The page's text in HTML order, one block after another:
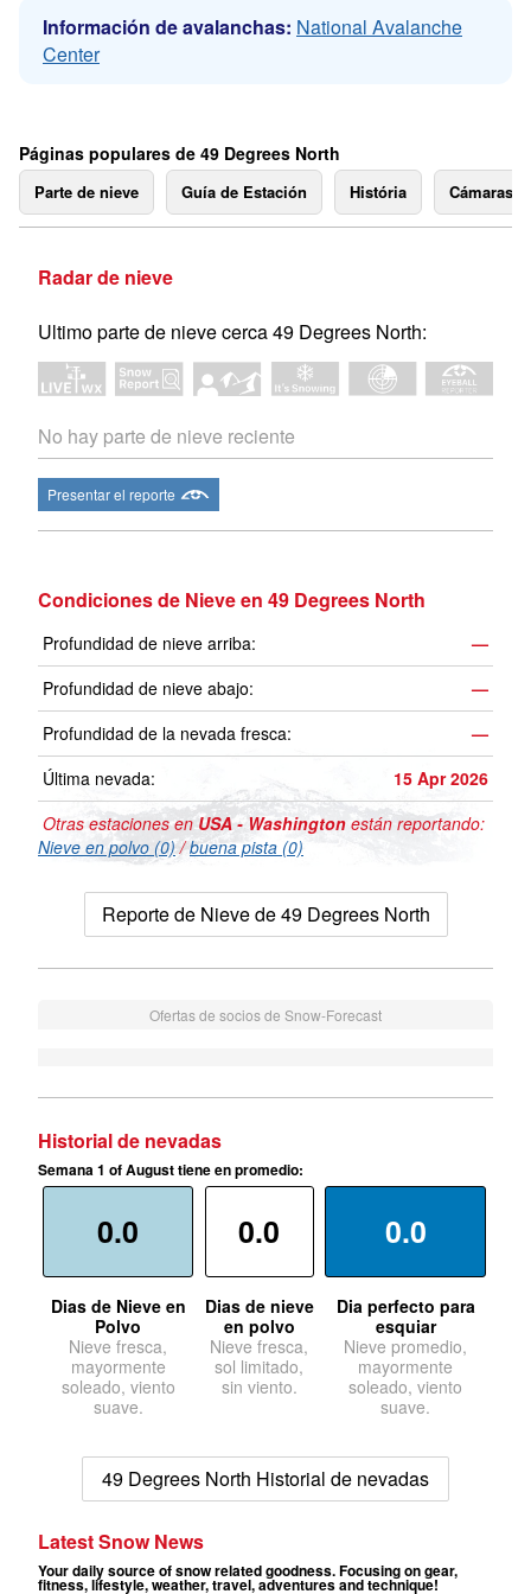
Información de avalanchas: National Avalanche
Center
Páginas populares de 49 Degrees North
Parte de nieve Guía de Estación História Cámaras
Radar de nieve
Ultimo parte de nieve cerca 49 Degrees North:
No hay parte de nieve reciente
Presentar el reporte
Condiciones de Nieve en 49 Degrees North
Profundidad de nieve arriba:
—
Profundidad de nieve abajo:
—
Profundidad de la nevada fresca:
—
Última nevada:
15 Apr 2026
Otras estaciones enUSA - Washington están reportando:
Nieve en polvo (0)/buena pista (0)
Reporte de Nieve de 49 Degrees North
Ofertas de socios de Snow-Forecast
Historial de nevadas
Semana 1 of August tiene en promedio:
0.0
Dias de Nieve en
Polvo
Nieve fresca,
mayormente
soleado, viento
suave.
0.0
Dias de nieve
en polvo
Nieve fresca,
sol limitado,
sin viento.
0.0
Dia perfecto para
esquiar
Nieve promedio,
mayormente
soleado, viento
suave.
49 Degrees North Historial de nevadas